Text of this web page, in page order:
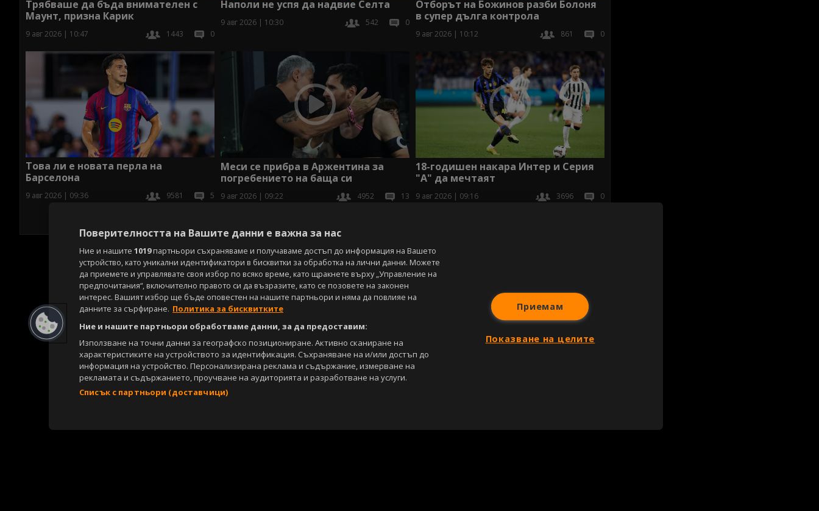
Трябваше да бъда внимателен с
Маунт, призна Карик
9 авг 2026 | 10:47 1443 0
Наполи не успя да надвие Селта
9 авг 2026 | 10:30 542 0
Отборът на Божинов разби Болоня
в супер дълга контрола
9 авг 2026 | 10:12 861 0
Това ли е новата перла на
Барселона
9 авг 2026 | 09:36 9581 5
Меси се прибра в Аржентина за
погребението на баща си
9 авг 2026 | 09:22 4952 13
18-годишен накара Интер и Серия
"А" да мечтаят
9 авг 2026 | 09:16 3696
0
Поверителността на Вашите данни е важна за нас
Ние и нашите 1019партньори съхраняваме и получаваме достъп до информация на Вашето
устройство, като уникални идентификатори в бисквитки за обработка на лични данни. Можете
да приемете и управлявате своя избор по всяко време, като щракнете върху „Управление на
предпочитания“, включително правото си да възразите, като се позовете на законен
интерес. Вашият избор ще бъде оповестен на нашите партньори и няма да повлияе на
данните за сърфиране. Политика за бисквитките
Ние и нашите партньори обработваме данни, за да предоставим:
Използване на точни данни за географско позициониране. Активно сканиране на
характеристиките на устройството за идентификация. Съхраняване на и/или достъп до
информация на устройство. Персонализирана реклама и съдържание, измерване на
рекламата и съдържанието, проучване на аудиторията и разработване на услуги.
Списък с партньори (доставчици)
Приемам
Показване на целите